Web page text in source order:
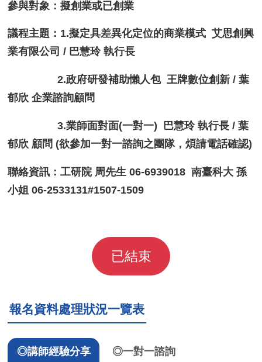
參與對象：擬創業或已創業
議程主題：1.擬定具差異化定位的商業模式 艾思創興
業有限公司 / 巴慧玲 執行長
2.政府研發補助懶人包 王牌數位創新 / 葉
郁欣 企業諮詢顧問
3.業師面對面(一對一) 巴慧玲 執行長 / 葉
郁欣 顧問 (欲參加一對一諮詢之團隊，煩請電話確認)
聯絡資訊：工研院 周先生 06-6939018 南臺科大 孫
小姐 06-2533131#1507-1509
已結束
報名資料處理狀況一覽表
◎講師經驗分享 ◎一對一諮詢